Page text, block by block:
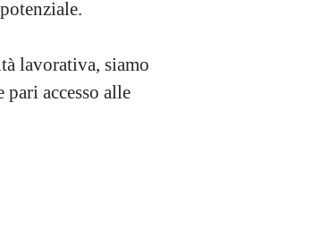
lavorativa, siamo
accesso alle